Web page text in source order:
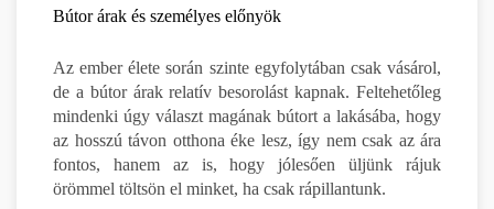
Bútor árak és személyes előnyök
Az ember élete során szinte egyfolytában csak vásárol,
de a bútor árak relatív besorolást kapnak. Feltehetőleg
mindenki úgy választ magának bútort a lakásába, hogy
az hosszú távon otthona éke lesz, így nem csak az ára
fontos, hanem az is, hogy jólesően üljünk rájuk
örömmel töltsön el minket, ha csak rápillantunk.